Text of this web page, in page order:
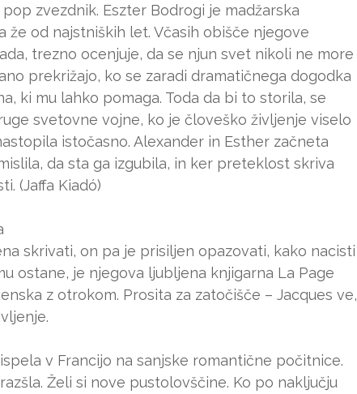
zvezdnik. Eszter Bodrogi je madžarska
od najstniških let. Včasih obišče njegove
trezno ocenjuje, da se njun svet nikoli ne more
prekrižajo, ko se zaradi dramatičnega dogodka
ki mu lahko pomaga. Toda da bi to storila, se
svetovne vojne, ko je človeško življenje viselo
istočasno. Alexander in Esther začneta
da sta ga izgubila, in ker preteklost skriva
(Jaffa Kiadó)
skrivati, on pa je prisiljen opazovati, kako nacisti
ostane, je njegova ljubljena knjigarna La Page
z otrokom. Prosita za zatočišče – Jacques ve,
v Francijo na sanjske romantične počitnice.
Želi si nove pustolovščine. Ko po naključju